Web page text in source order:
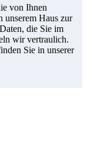
von Ihnen
unserem Haus zur
die Sie im
wir vertraulich.
Sie in unserer